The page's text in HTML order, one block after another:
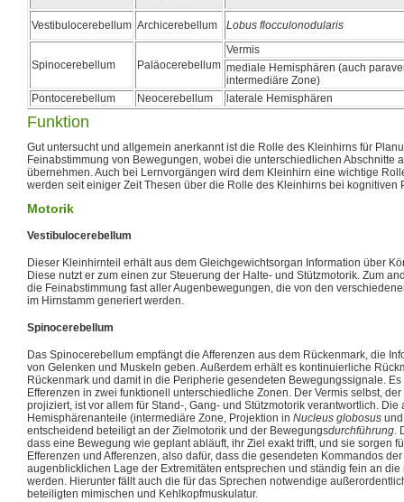
Vestibulocerebellum Archicerebellum Lobus flocculonodularis
Spinocerebellum Paläocerebellum
Vermis
mediale Hemisphären (auch
intermediäre Zone)
Pontocerebellum
Neocerebellum laterale Hemisphären
Funktion
Gut untersucht und allgemein anerkannt ist die Rolle des Kleinhirns für
Feinabstimmung von Bewegungen, wobei die unterschiedlichen Abschnitte
übernehmen. Auch bei Lernvorgängen wird dem Kleinhirn eine wichtige
werden seit einiger Zeit Thesen über die Rolle des Kleinhirns bei kognitiven
Motorik
Vestibulocerebellum
Dieser Kleinhirnteil erhält aus dem Gleichgewichtsorgan Information über
Diese nutzt er zum einen zur Steuerung der Halte- und Stützmotorik. Zum
die Feinabstimmung fast aller Augenbewegungen, die von den
im Hirnstamm generiert werden.
Spinocerebellum
Das Spinocerebellum empfängt die Afferenzen aus dem Rückenmark, die
von Gelenken und Muskeln geben. Außerdem erhält es kontinuierliche
Rückenmark und damit in die Peripherie gesendeten Bewegungssignale.
Efferenzen in zwei funktionell unterschiedliche Zonen. Der Vermis selbst,
projiziert, ist vor allem für Stand-, Gang- und Stützmotorik verantwortlich. Die
Hemisphärenanteile (intermediäre Zone, Projektion in Nucleus globosus
entscheidend beteiligt an der Zielmotorik und der Bewegungsdurchführung.
dass eine Bewegung wie geplant abläuft, ihr Ziel exakt trifft, und sie sorgen
Efferenzen und Afferenzen, also dafür, dass die gesendeten Kommandos
augenblicklichen Lage der Extremitäten entsprechen und ständig fein an
werden. Hierunter fällt auch die für das Sprechen notwendige
beteiligten mimischen und Kehlkopfmuskulatur.